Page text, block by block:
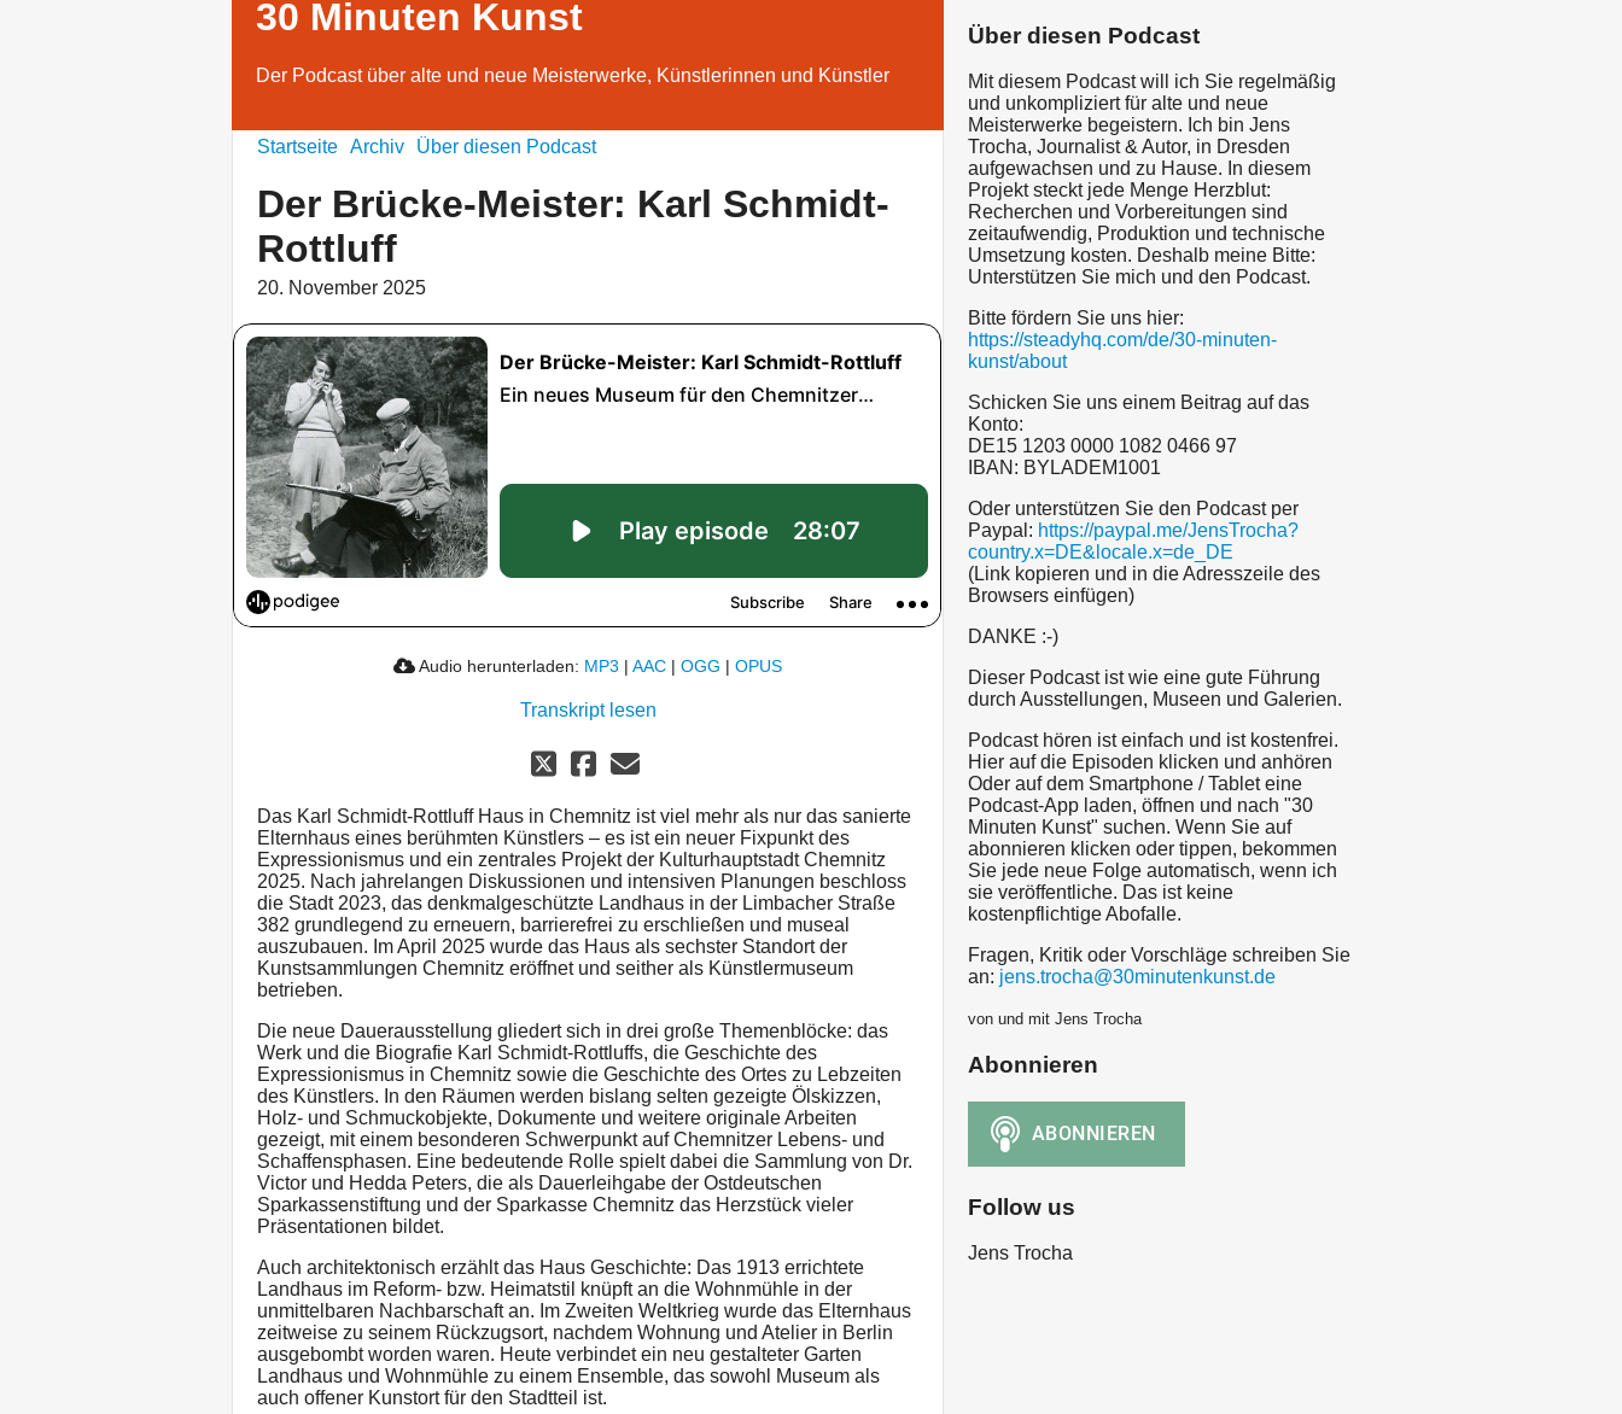
30 Minuten Kunst
Der Podcast über alte und neue Meisterwerke, Künstlerinnen und Künstler
Startseite Archiv Über diesen Podcast
Der Brücke-Meister: Karl Schmidt-
Rottluff
20. November 2025
Audio herunterladen: MP3 | AAC | OGG | OPUS
Transkript lesen
Das Karl Schmidt-Rottluff Haus in Chemnitz ist viel mehr als nur das sanierte
Elternhaus eines berühmten Künstlers – es ist ein neuer Fixpunkt des
Expressionismus und ein zentrales Projekt der Kulturhauptstadt Chemnitz
2025. Nach jahrelangen Diskussionen und intensiven Planungen beschloss
die Stadt 2023, das denkmalgeschützte Landhaus in der Limbacher Straße
382 grundlegend zu erneuern, barrierefrei zu erschließen und museal
auszubauen. Im April 2025 wurde das Haus als sechster Standort der
Kunstsammlungen Chemnitz eröffnet und seither als Künstlermuseum
betrieben.
Die neue Dauerausstellung gliedert sich in drei große Themenblöcke: das
Werk und die Biografie Karl Schmidt-Rottluffs, die Geschichte des
Expressionismus in Chemnitz sowie die Geschichte des Ortes zu Lebzeiten
des Künstlers. In den Räumen werden bislang selten gezeigte Ölskizzen,
Holz- und Schmuckobjekte, Dokumente und weitere originale Arbeiten
gezeigt, mit einem besonderen Schwerpunkt auf Chemnitzer Lebens- und
Schaffensphasen. Eine bedeutende Rolle spielt dabei die Sammlung von Dr.
Victor und Hedda Peters, die als Dauerleihgabe der Ostdeutschen
Sparkassenstiftung und der Sparkasse Chemnitz das Herzstück vieler
Präsentationen bildet.
Auch architektonisch erzählt das Haus Geschichte: Das 1913 errichtete
Landhaus im Reform- bzw. Heimatstil knüpft an die Wohnmühle in der
unmittelbaren Nachbarschaft an. Im Zweiten Weltkrieg wurde das Elternhaus
zeitweise zu seinem Rückzugsort, nachdem Wohnung und Atelier in Berlin
ausgebombt worden waren. Heute verbindet ein neu gestalteter Garten
Landhaus und Wohnmühle zu einem Ensemble, das sowohl Museum als
auch offener Kunstort für den Stadtteil ist.
Über diesen Podcast
Mit diesem Podcast will ich Sie regelmäßig
und unkompliziert für alte und neue
Meisterwerke begeistern. Ich bin Jens
Trocha, Journalist & Autor, in Dresden
aufgewachsen und zu Hause. In diesem
Projekt steckt jede Menge Herzblut:
Recherchen und Vorbereitungen sind
zeitaufwendig, Produktion und technische
Umsetzung kosten. Deshalb meine Bitte:
Unterstützen Sie mich und den Podcast.
Bitte fördern Sie uns hier:
https://steadyhq.com/de/30-minuten-
kunst/about
Schicken Sie uns einem Beitrag auf das
Konto:
DE15 1203 0000 1082 0466 97
IBAN: BYLADEM1001
Oder unterstützen Sie den Podcast per
Paypal: https://paypal.me/JensTrocha?
country.x=DE&locale.x=de_DE
(Link kopieren und in die Adresszeile des
Browsers einfügen)
DANKE :-)
Dieser Podcast ist wie eine gute Führung
durch Ausstellungen, Museen und Galerien.
Podcast hören ist einfach und ist kostenfrei.
Hier auf die Episoden klicken und anhören
Oder auf dem Smartphone / Tablet eine
Podcast-App laden, öffnen und nach "30
Minuten Kunst" suchen. Wenn Sie auf
abonnieren klicken oder tippen, bekommen
Sie jede neue Folge automatisch, wenn ich
sie veröffentliche. Das ist keine
kostenpflichtige Abofalle.
Fragen, Kritik oder Vorschläge schreiben Sie
an: jens.trocha@30minutenkunst.de
von und mit Jens Trocha
Abonnieren
Follow us
Jens Trocha